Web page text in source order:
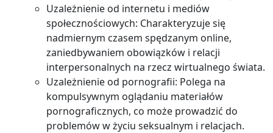
Uzależnienie od internetu i mediów
społecznościowych: Charakteryzuje się
nadmiernym czasem spędzanym online,
zaniedbywaniem obowiązków i relacji
interpersonalnych na rzecz wirtualnego świata.
Uzależnienie od pornografii: Polega na
kompulsywnym oglądaniu materiałów
pornograficznych, co może prowadzić do
problemów w życiu seksualnym i relacjach.